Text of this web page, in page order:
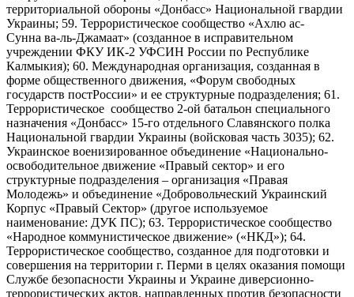
территориальной обороны «Донбасс» Национальной гвардии
Украины; 59. Террористическое сообщество «Ахлю ас-
Сунна ва-ль-Джамаат» (созданное в исправительном
учреждении ФКУ ИК-2 УФСИН России по Республике
Калмыкия); 60. Международная организация, созданная в
форме общественного движения, «Форум свободных
государств постРоссии» и ее структурные подразделения; 61.
Террористическое сообщество 2-ой батальон специального
назначения «Донбасс» 15-го отдельного Славянского полка
Национальной гвардии Украины (войсковая часть 3035); 62.
Украинское военизированное объединение «Национально-
освободительное движение «Правый сектор» и его
структурные подразделения – организация «Правая
Молодежь» и объединение «Добровольческий Украинский
Корпус «Правый Сектор» (другое используемое
наименование: ДУК ПС); 63. Террористическое сообщество
«Народное коммунистическое движение» («НКД»); 64.
Террористическое сообщество, созданное для подготовки и
совершения на территории г. Перми в целях оказания помощи
Службе безопасности Украины и Украине диверсионно-
террористических актов, направленных против безопасности